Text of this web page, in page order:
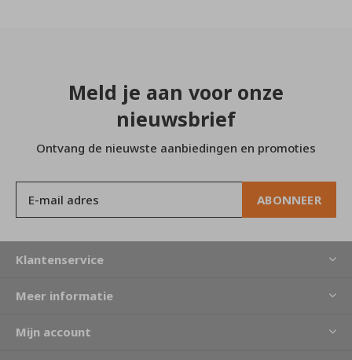
Meld je aan voor onze
nieuwsbrief
Ontvang de nieuwste aanbiedingen en promoties
ABONNEER
Klantenservice
Meer informatie
Mijn account